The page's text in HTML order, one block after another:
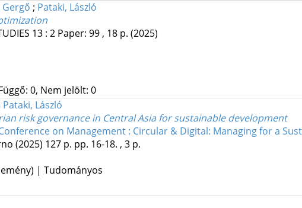
; Pataki, László
13: 2 Paper: 99 , 18 p. (2025)
0, Nem jelölt: 0
Pataki, László
risk governance in Central Asia for sustainable development
on Management : Circular & Digital: Managing for a
(2025) 127 p. pp. 16-18. , 3 p.
| Tudományos